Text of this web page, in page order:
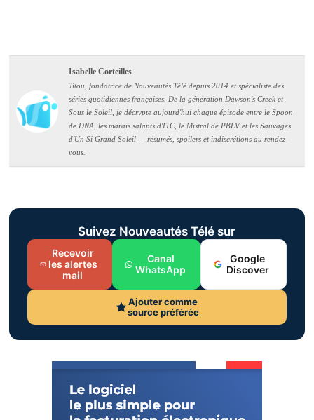
Isabelle Corteilles
Titou, fondatrice de Nouveautés Télé depuis 2014 et spécialiste des
séries quotidiennes françaises. De la génération Dawson's Creek et
Sous le Soleil, je décrypte aujourd'hui chaque épisode entre le Spoon
de DNA, les marais salants d'ITC, le Mistral de PBLV et les Sauvages
d'Un Si Grand Soleil — résumés, spoilers et indiscrétions au rendez-
vous.
Suivez Nouveautés Télé sur
Recevoir
les alertes
mail
Canal
WhatsApp
Google
Discover
Ajouter comme
source préférée